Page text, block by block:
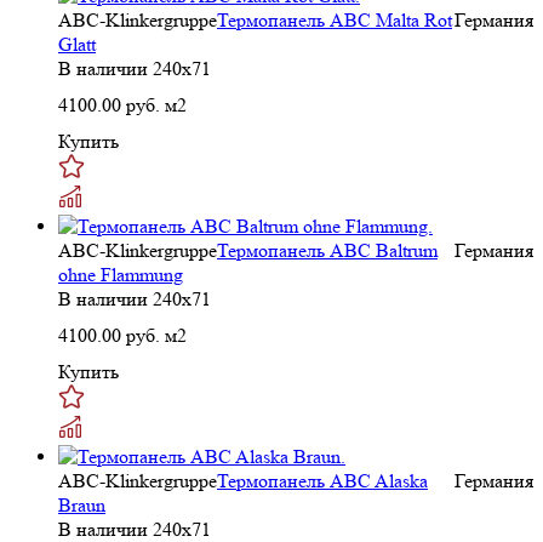
ABC-Klinkergruppe Германия
Термопанель ABC Malta Rot
Glatt
В наличии 240х71
4100.00 руб. м2
Купить
ABC-Klinkergruppe Германия
Термопанель ABC Baltrum
ohne Flammung
В наличии 240х71
4100.00 руб. м2
Купить
ABC-Klinkergruppe Германия
Термопанель ABC Alaska
Braun
В наличии 240х71